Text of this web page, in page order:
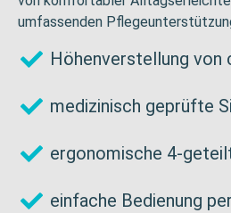
umfassenden
Höhenverstellung von
medizinisch geprüfte
ergonomische 4-
einfache Bedienung